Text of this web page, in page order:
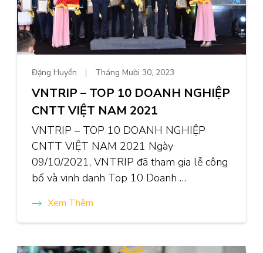
Đặng Huyền Tháng Mười 30, 2023
VNTRIP – TOP 10 DOANH NGHIỆP
CNTT VIỆT NAM 2021
VNTRIP – TOP 10 DOANH NGHIỆP
CNTT VIỆT NAM 2021 Ngày
09/10/2021, VNTRIP đã tham gia lễ công
bố và vinh danh Top 10 Doanh …
Xem Thêm